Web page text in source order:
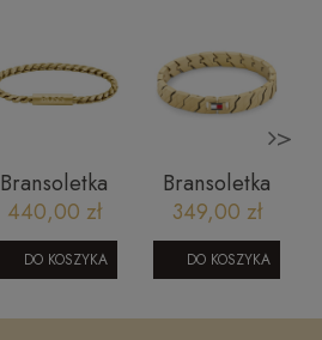
Bransoletka
BOSS
1580696
440,00 zł
DO KOSZYKA
Bransoletka
Tommy
Hilfiger
2790620
349,00 zł
DO KOSZYKA
>